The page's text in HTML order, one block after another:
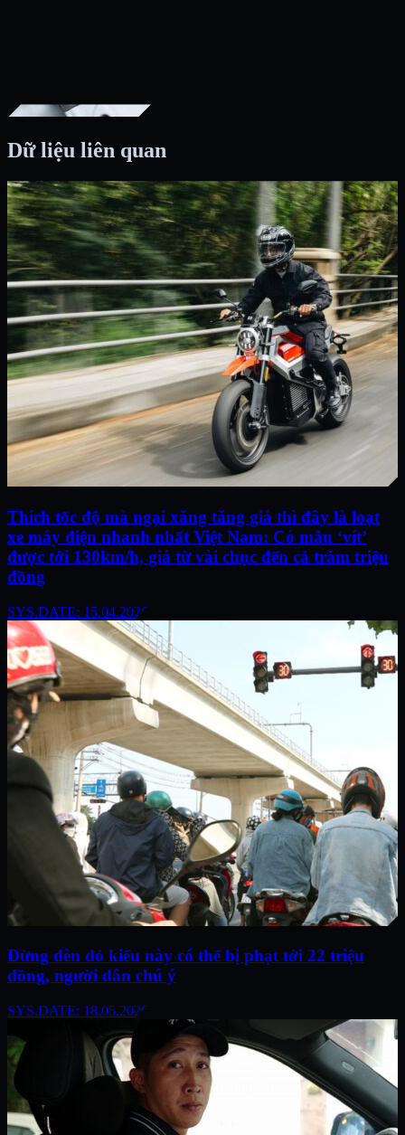
Dữ liệu liên quan
Thích tốc độ mà ngại xăng tăng giá thì đây là loạt
xe máy điện nhanh nhất Việt Nam: Có mẫu ‘vít’
được tới 130km/h, giá từ vài chục đến cả trăm triệu
đồng
SYS.DATE: 15.04.2026
Dừng đèn đỏ kiểu này có thể bị phạt tới 22 triệu
đồng, người dân chú ý
SYS.DATE: 18.05.2026